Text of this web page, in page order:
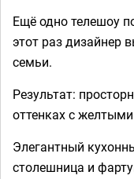
Ещё одно телешоу
этот раз дизайнер
семьи.
Результат:
оттенках с
Элегантный
столешница и